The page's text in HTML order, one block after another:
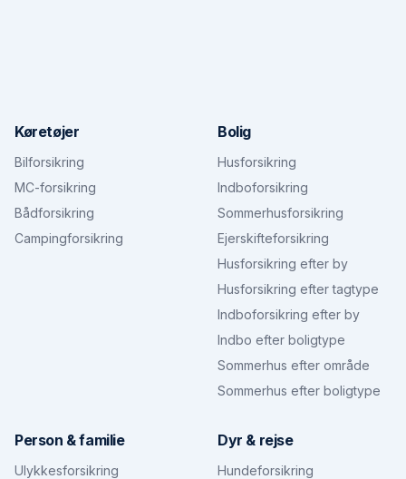
Køretøjer
Bilforsikring
MC-forsikring
Bådforsikring
Campingforsikring
Bolig
Husforsikring
Indboforsikring
Sommerhusforsikring
Ejerskifteforsikring
Husforsikring efter by
Husforsikring efter tagtype
Indboforsikring efter by
Indbo efter boligtype
Sommerhus efter område
Sommerhus efter boligtype
Person & familie
Ulykkesforsikring
Dyr & rejse
Hundeforsikring